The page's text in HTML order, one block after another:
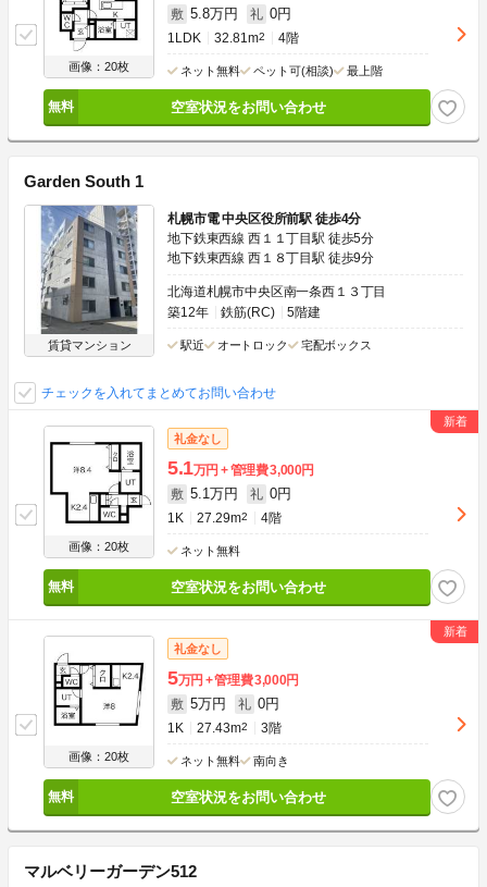
画像：20枚
敷 5.8万円 礼 0円
1LDK 32.81m2 4階
ネット無料 ペット可(相談) 最上階
空室状況をお問い合わせ
Garden South 1
賃貸マンション
札幌市電 中央区役所前駅 徒歩4分
地下鉄東西線 西１１丁目駅 徒歩5分
地下鉄東西線 西１８丁目駅 徒歩9分
北海道札幌市中央区南一条西１３丁目
築12年
鉄筋(RC) 5階建
駅近 オートロック 宅配ボックス
チェックを入れてまとめてお問い合わせ
画像：20枚
礼金なし
5.1万円 管理費3,000円
敷 5.1万円 礼 0円
1K 27.29m2 4階
ネット無料
空室状況をお問い合わせ
画像：20枚
礼金なし
5万円 管理費3,000円
敷 5万円 礼 0円
1K 27.43m2 3階
ネット無料 南向き
空室状況をお問い合わせ
マルベリーガーデン512